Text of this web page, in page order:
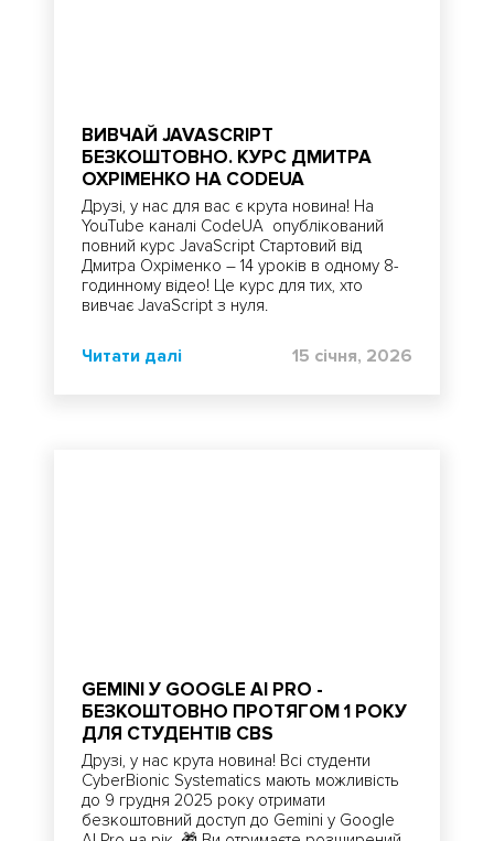
ВИВЧАЙ JAVASCRIPT
БЕЗКОШТОВНО. КУРС ДМИТРА
ОХРІМЕНКО НА CODEUA
Друзі, у нас для вас є крута новина! На
YouTube каналі CodeUA опублікований
повний курс JavaScript Стартовий від
Дмитра Охріменко – 14 уроків в одному 8-
годинному відео! Це курс для тих, хто
вивчає JavaScript з нуля.
Читати далі 15 січня, 2026
GEMINI У GOOGLE AI PRO -
БЕЗКОШТОВНО ПРОТЯГОМ 1 РОКУ
ДЛЯ СТУДЕНТІВ CBS
Друзі, у нас крута новина! Всі студенти
CyberBionic Systematics мають можливість
до 9 грудня 2025 року отримати
безкоштовний доступ до Gemini у Google